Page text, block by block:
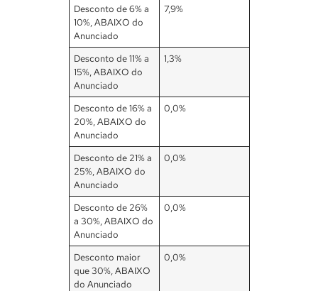
Desconto de 6% a
10%, ABAIXO do
Anunciado
7,9%
Desconto de 11% a
15%, ABAIXO do
Anunciado
1,3%
Desconto de 16% a
20%, ABAIXO do
Anunciado
0,0%
Desconto de 21% a
25%, ABAIXO do
Anunciado
0,0%
Desconto de 26%
a 30%, ABAIXO do
Anunciado
0,0%
Desconto maior
que 30%, ABAIXO
do Anunciado
0,0%